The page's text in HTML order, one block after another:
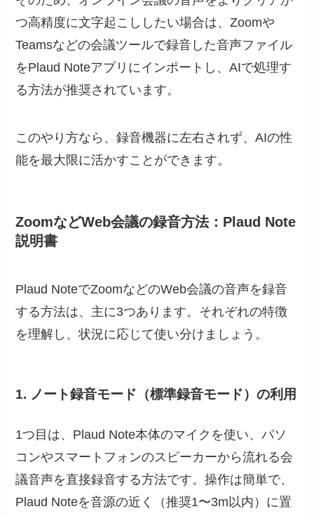
つ高精度に文字起こししたい場合は、Zoomや
Teamsなどの会議ツールで録音した音声ファイル
をPlaud Noteアプリにインポートし、AIで処理す
る方法が推奨されています。
このやり方なら、録音機器に左右されず、AIの性
能を最大限に活かすことができます。
ZoomなどWeb会議の録音方法：Plaud Note
説明書
Plaud NoteでZoomなどのWeb会議の音声を録音
する方法は、主に3つあります。それぞれの特徴
を理解し、状況に応じて使い分けましょう。
1. ノート録音モード（標準録音モード）の利用
1つ目は、Plaud Note本体のマイクを使い、パソ
コンやスマートフォンのスピーカーから流れる会
議音声を直接録音する方法です。操作は簡単で、
Plaud Noteを音源の近く（推奨1〜3m以内）に置